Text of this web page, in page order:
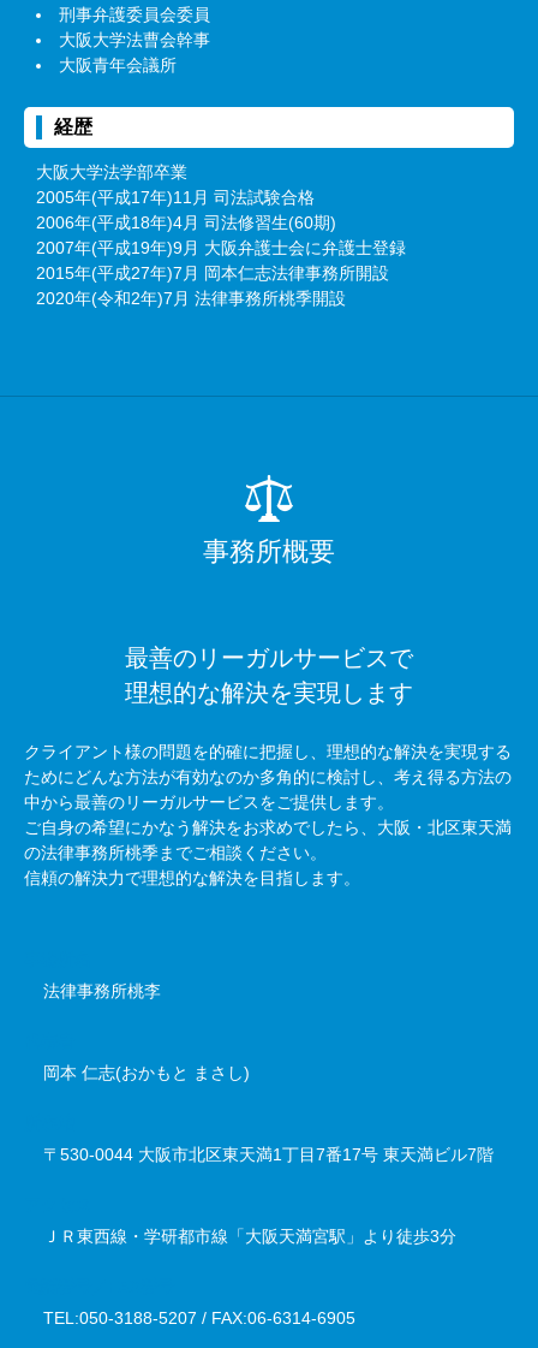
刑事弁護委員会委員
大阪大学法曹会幹事
大阪青年会議所
経歴
大阪大学法学部卒業
2005年(平成17年)11月 司法試験合格
2006年(平成18年)4月 司法修習生(60期)
2007年(平成19年)9月 大阪弁護士会に弁護士登録
2015年(平成27年)7月 岡本仁志法律事務所開設
2020年(令和2年)7月 法律事務所桃季開設
事務所概要
最善のリーガルサービスで
理想的な解決を実現します
クライアント様の問題を的確に把握し、理想的な解決を実現する
ためにどんな方法が有効なのか多角的に検討し、考え得る方法の
中から最善のリーガルサービスをご提供します。
ご自身の希望にかなう解決をお求めでしたら、大阪・北区東天満
の法律事務所桃季までご相談ください。
信頼の解決力で理想的な解決を目指します。
法律事務所桃李
岡本 仁志(おかもと まさし)
〒530-0044 大阪市北区東天満1丁目7番17号 東天満ビル7階
ＪＲ東西線・学研都市線「大阪天満宮駅」より徒歩3分
TEL:050-3188-5207 / FAX:06-6314-6905